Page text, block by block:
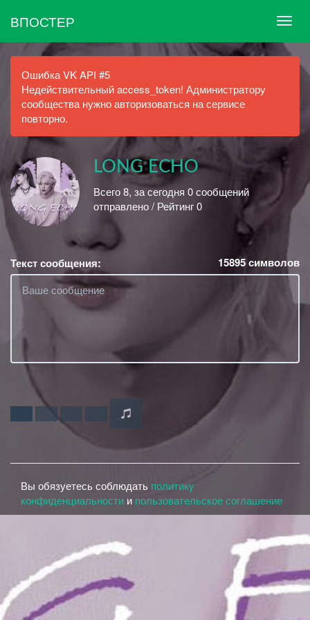
ВПОСТЕР
Ошибка VK API #5
Недействительный access_token! Администратору
сообщества нужно авторизоваться на сервисе
повторно.
LONG ECHO
Всего 8, за сегодня 0 сообщений
отправлено / Рейтинг 0
Текст сообщения: 15895символов
Вы обязуетесь соблюдать политику
конфиденциальности и пользовательское соглашение